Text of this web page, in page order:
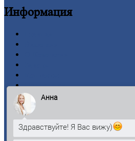
Информация
Прайс-лист
Новости
Личный
Оформление
Оплата
Анна
Здравствуйте! Я Вас вижу)